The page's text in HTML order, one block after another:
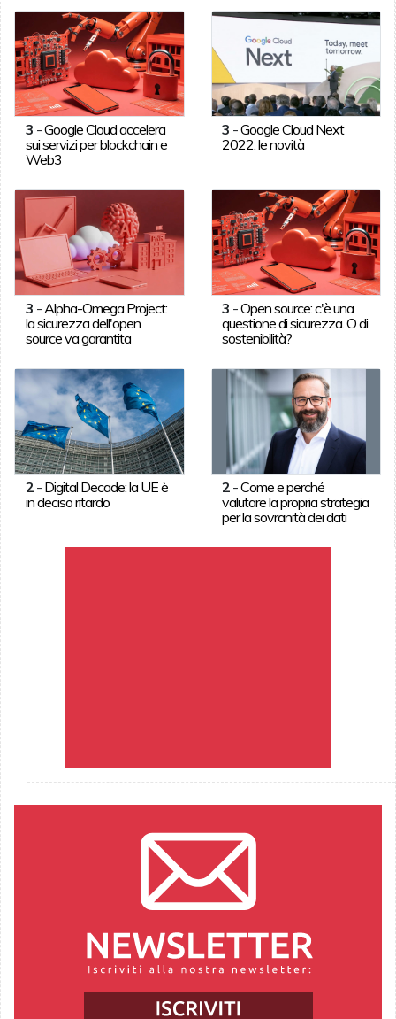
3 -Google Cloud accelera
sui servizi per blockchain e
Web3
3 -Google Cloud Next
2022: le novità
3 -Alpha-Omega Project:
la sicurezza dell'open
source va garantita
3 -Open source: c'è una
questione di sicurezza. O di
sostenibilità?
2- Digital Decade: la UE è
in deciso ritardo
2 -Come e perché
valutare la propria strategia
per la sovranità dei dati